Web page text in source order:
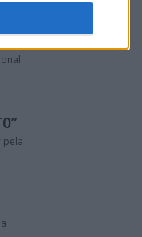
pela